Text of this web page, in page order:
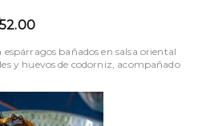
espárragos bañados en salsa oriental
y huevos de codorniz, acompañado